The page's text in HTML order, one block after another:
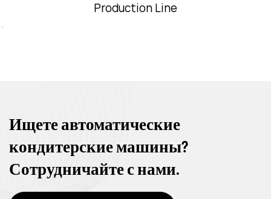
Производству Карамельной Трости
Ищете автоматические
кондитерские машины?
Сотрудничайте с нами.